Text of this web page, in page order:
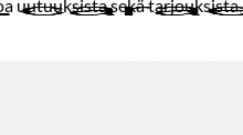
uutuuksista sekä tarjouksista.